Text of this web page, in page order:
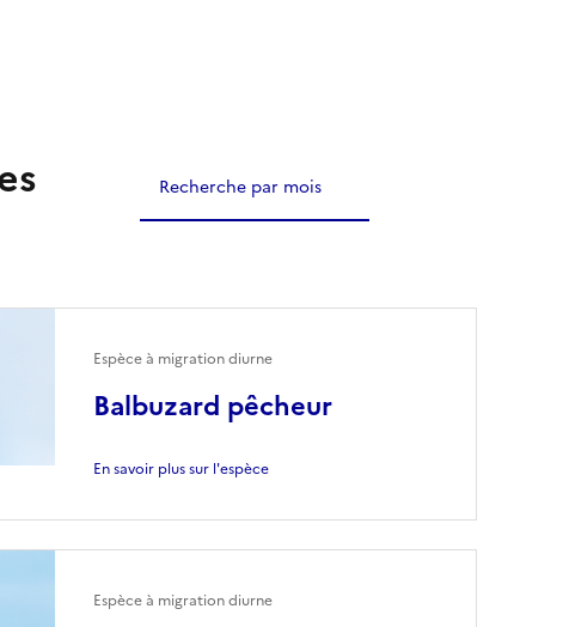
Recherche par mois
Balbuzard pêcheur
Espèce à migration diurne
En savoir plus sur l'espèce
Espèce à migration diurne